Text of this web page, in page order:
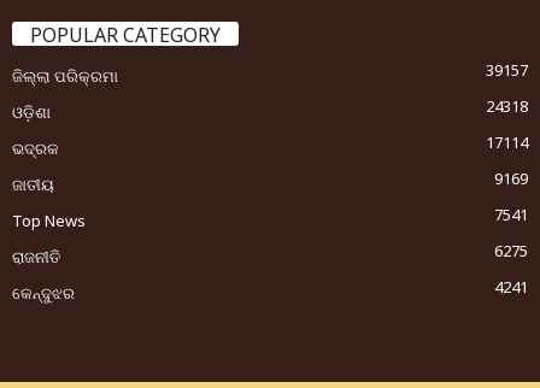
POPULAR CATEGORY
ଜିଲ୍ଲା ପରିକ୍ରମା
39157
ଓଡ଼ିଶା
24318
ଭଦ୍ରକ
17114
ଜାତୀୟ
9169
Top News
7541
ରାଜନୀତି
6275
କେନ୍ଦୁଝର
4241